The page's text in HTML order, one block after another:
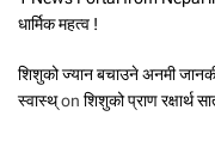
धार्मिक महत्व !
शिशुको ज्यान बचाउने अनमी
स्वास्थ्on शिशुको प्राण रक्षार्थ